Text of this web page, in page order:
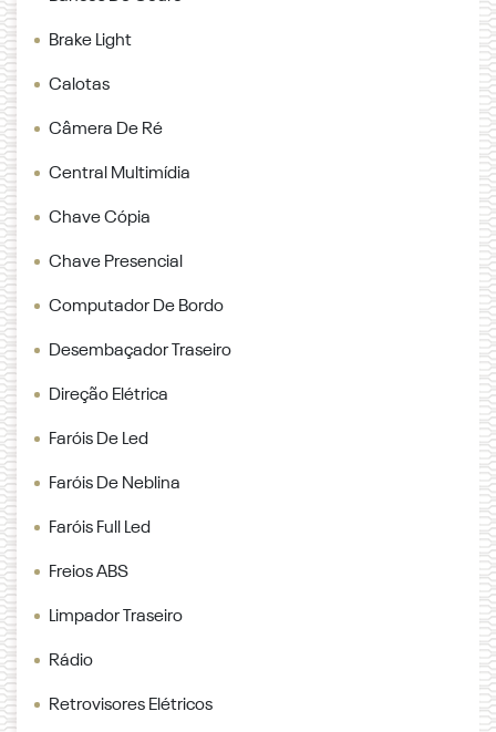
Brake Light
Calotas
Câmera De Ré
Central Multimídia
Chave Cópia
Chave Presencial
Computador De Bordo
Desembaçador Traseiro
Direção Elétrica
Faróis De Led
Faróis De Neblina
Faróis Full Led
Freios ABS
Limpador Traseiro
Rádio
Retrovisores Elétricos